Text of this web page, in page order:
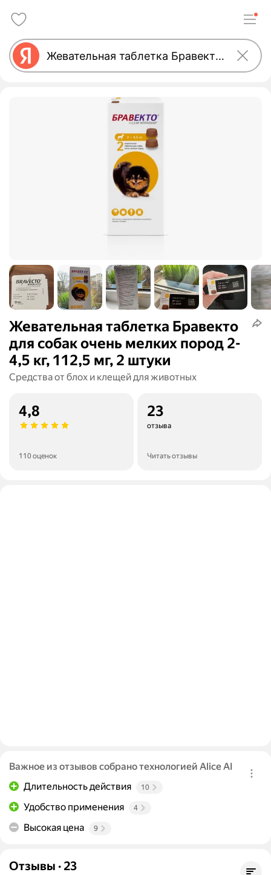
Жевательная таблетка Бравекто
для собак очень мелких пород 2-
4,5 кг, 112,5 мг, 2 штуки
Средства от блох и клещей для животных
4,8
110 оценок
23
отзыва
Читать отзывы
Важное из отзывов собрано технологией Alice AI
Длительность действия
10
Удобство применения 4
Высокая цена 9
Отзывы · 23